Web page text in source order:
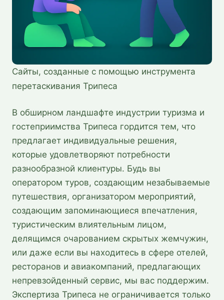
Сайты, созданные с помощью инструмента
перетаскивания Трипеса
В обширном ландшафте индустрии туризма и
гостеприимства Трипеса гордится тем, что
предлагает индивидуальные решения,
которые удовлетворяют потребности
разнообразной клиентуры. Будь вы
оператором туров, создающим незабываемые
путешествия, организатором мероприятий,
создающим запоминающиеся впечатления,
туристическим влиятельным лицом,
делящимся очарованием скрытых жемчужин,
или даже если вы находитесь в сфере отелей,
ресторанов и авиакомпаний, предлагающих
непревзойденный сервис, мы вас поддержим.
Экспертиза Трипеса не ограничивается только